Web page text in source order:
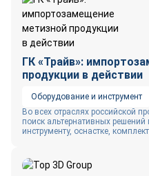
ГК «Трайв»:
продукции в действии
Оборудование и инструмент
Во всех отраслях российской
поиск альтернативных
инструменту, оснастке,